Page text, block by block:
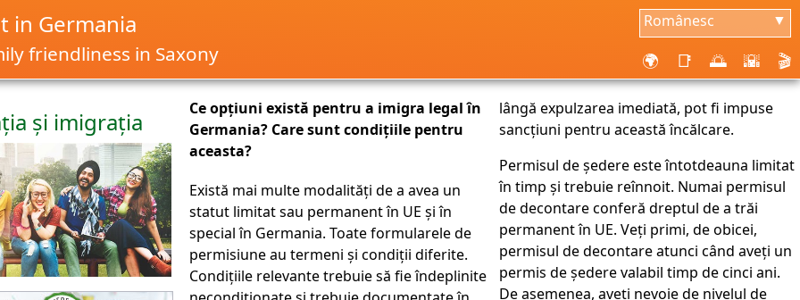
Românesc ▼
in Germania
friendliness in Saxony 🌍 📑 🌅 🌇 🎬
și imigrația
Ce opțiuni există pentru a imigra legal în
Germania? Care sunt condițiile pentru
aceasta?
Există mai multe modalități de a avea un
statut limitat sau permanent în UE și în
special în Germania. Toate formularele de
permisiune au termeni și condiții diferite.
Condițiile relevante trebuie să fie îndeplinite
lângă expulzarea imediată, pot fi impuse
sancțiuni pentru această încălcare.
Permisul de ședere este întotdeauna limitat
în timp și trebuie reînnoit. Numai permisul
de decontare conferă dreptul de a trăi
permanent în UE. Veți primi, de obicei,
permisul de decontare atunci când aveți un
permis de ședere valabil timp de cinci ani.
De asemenea, aveți nevoie de nivelul de